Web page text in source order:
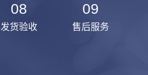
08
发货验收
09
售后服务